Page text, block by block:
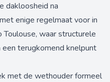
dakloosheid na
enige regelmaat voor in
Toulouse, waar structurele
een terugkomend knelpunt
met de wethouder formeel